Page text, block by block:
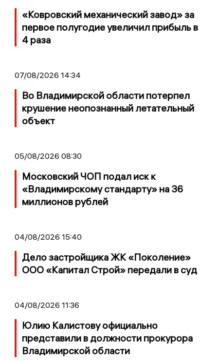
«Ковровский механический завод» за
первое полугодие увеличил прибыль в
4 раза
07/08/2026 14:34
Во Владимирской области потерпел
крушение неопознанный летательный
объект
05/08/2026 08:30
Московский ЧОП подал иск к
«Владимирскому стандарту» на 36
миллионов рублей
04/08/2026 15:40
Дело застройщика ЖК «Поколение»
ООО «Капитал Строй» передали в суд
04/08/2026 11:36
Юлию Калистову официально
представили в должности прокурора
Владимирской области